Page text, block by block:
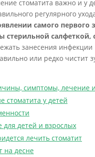
стоматита важно и у
регулярного
самого первого
салфеткой,
занесения
или редко чистит
симптомы, лечение
стоматита у детей
детей и взрослых
лечить стоматит
на десне